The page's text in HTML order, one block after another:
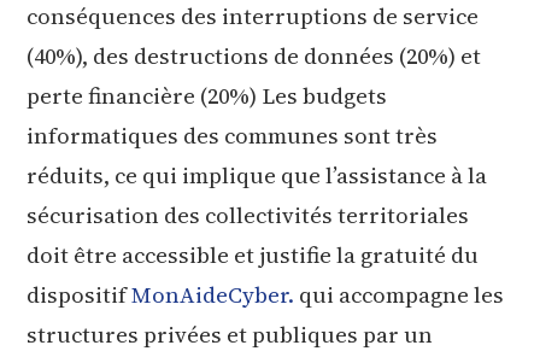
conséquences des interruptions de service
(40%), des destructions de données (20%) et
perte financière (20%) Les budgets
informatiques des communes sont très
réduits, ce qui implique que l’assistance à la
sécurisation des collectivités territoriales
doit être accessible et justifie la gratuité du
dispositifMonAideCyber. qui accompagne les
structures privées et publiques par un